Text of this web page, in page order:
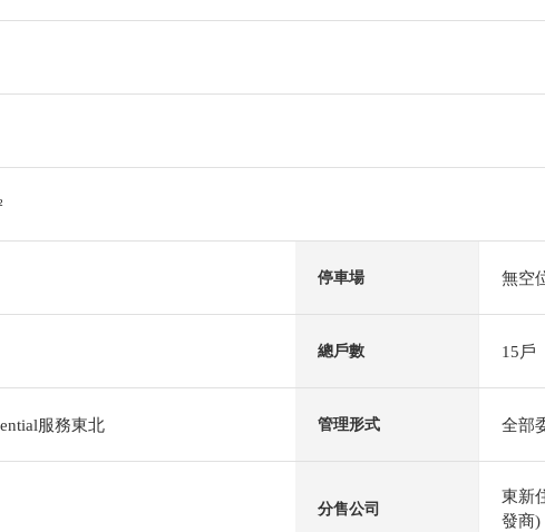
停車場 無空
總戶數 15戶
服務東北 管理形式 全部
分售公司
東新
發商)